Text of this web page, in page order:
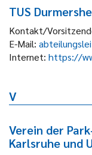
TUS
Kontakt/
E-Mail:
Internet: https://
V
Verein der
Karlsruhe und